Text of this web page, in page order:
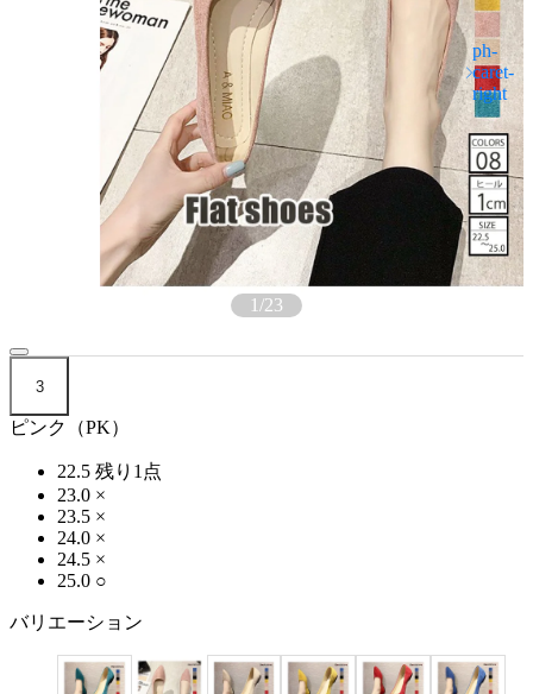
1/23
3
ピンク（PK）
22.5 残り1点
23.0 ×
23.5 ×
24.0 ×
24.5 ×
25.0 ○
バリエーション